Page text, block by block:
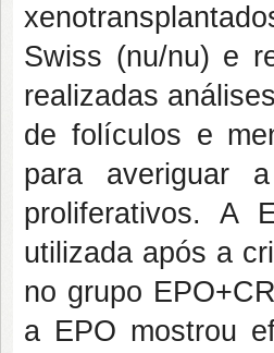
Swiss (nu/nu) e
realizadas
de folículos e
para averiguar
proliferativos. A
utilizada após a
no grupo
a EPO mostrou